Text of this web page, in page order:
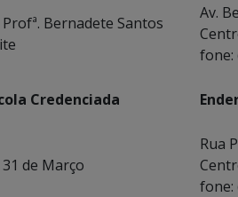
Profª. Bernadete Santos
Av.
fone:
Credenciada
31 de Março
Rua
fone: